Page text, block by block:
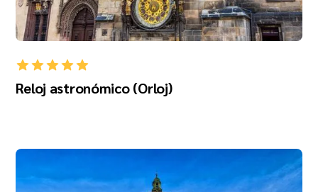
Reloj astronómico (Orloj)